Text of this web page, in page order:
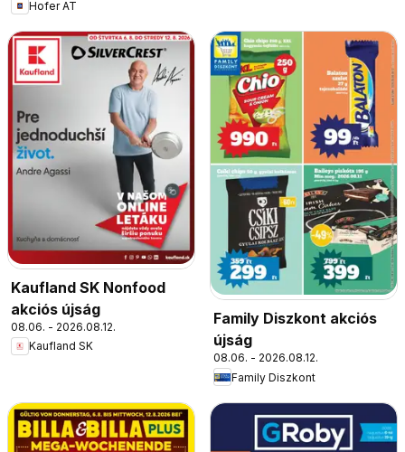
Hofer AT
Kaufland SK Nonfood
akciós újság
08.06. - 2026.08.12.
Kaufland SK
Family Diszkont akciós
újság
08.06. - 2026.08.12.
Family Diszkont